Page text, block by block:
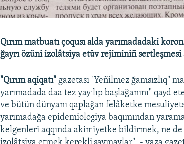
Qırım matbuatı çoqusı alda yarımadadaki
ğayrı özüni izolâtsiya etüv rejiminiñ sertleşmesi
"Qırım aqiqatı"gazetası "Yeñilmez ğamsızlıq"
yarımadada daa tez yayılıp başlağanını" qayd
ve bütün dünyanı qaplağan felâketke
yarımadağa epidemiologiya baqımından
kelgenleri aqqında akimiyetke bildirmek, ne